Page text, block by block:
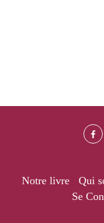
Notre livre Qui
Se